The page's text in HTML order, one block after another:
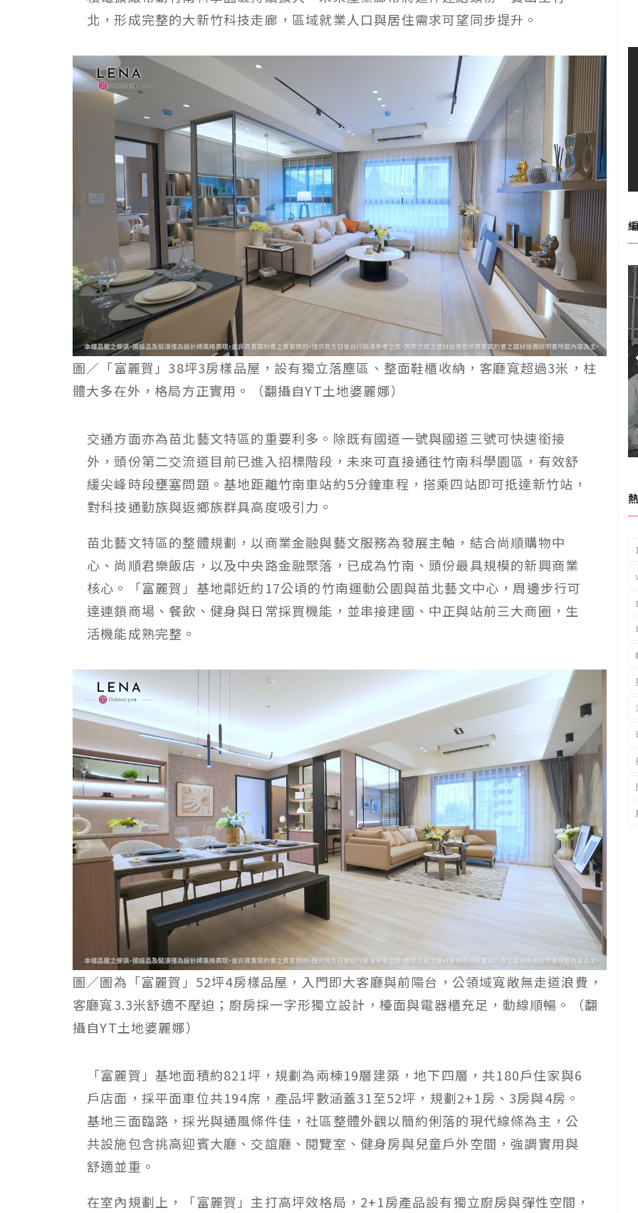
北，形成完整的大新竹科技走廊，區域就業人口與居住需求可望同步提升。
圖／「富麗賀」38坪3房樣品屋，設有獨立落塵區、整面鞋櫃收納，客廳寬超過3米，柱
體大多在外，格局方正實用。（翻攝自YT土地婆麗娜）
交通方面亦為苗北藝文特區的重要利多。除既有國道一號與國道三號可快速銜接
外，頭份第二交流道目前已進入招標階段，未來可直接通往竹南科學園區，有效舒
緩尖峰時段壅塞問題。基地距離竹南車站約5分鐘車程，搭乘四站即可抵達新竹站，
對科技通勤族與返鄉族群具高度吸引力。
苗北藝文特區的整體規劃，以商業金融與藝文服務為發展主軸，結合尚順購物中
心、尚順君樂飯店，以及中央路金融聚落，已成為竹南、頭份最具規模的新興商業
核心。「富麗賀」基地鄰近約17公頃的竹南運動公園與苗北藝文中心，周邊步行可
達連鎖商場、餐飲、健身與日常採買機能，並串接建國、中正與站前三大商圈，生
活機能成熟完整。
圖／圖為「富麗賀」52坪4房樣品屋，入門即大客廳與前陽台，公領域寬敞無走道浪費，
客廳寬3.3米舒適不壓迫；廚房採一字形獨立設計，檯面與電器櫃充足，動線順暢。（翻
攝自YT土地婆麗娜）
「富麗賀」基地面積約821坪，規劃為兩棟19層建築，地下四層，共180戶住家與6
戶店面，採平面車位共194席，產品坪數涵蓋31至52坪，規劃2+1房、3房與4房。
基地三面臨路，採光與通風條件佳，社區整體外觀以簡約俐落的現代線條為主，公
共設施包含挑高迎賓大廳、交誼廳、閱覽室、健身房與兒童戶外空間，強調實用與
舒適並重。
在室內規劃上，「富麗賀」主打高坪效格局，2+1房產品設有獨立廚房與彈性空間，